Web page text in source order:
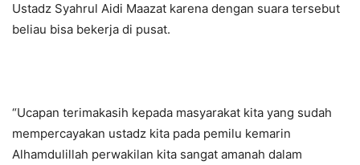
Ustadz Syahrul Aidi Maazat karena dengan suara tersebut
beliau bisa bekerja di pusat.
“Ucapan terimakasih kepada masyarakat kita yang sudah
mempercayakan ustadz kita pada pemilu kemarin
Alhamdulillah perwakilan kita sangat amanah dalam